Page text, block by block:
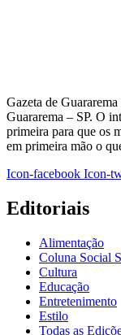
Gazeta de
Guararema – SP. O
primeira para que os
em primeira mão o
Icon-facebook Icon-
Editoriais
Alimentação
Coluna Social
Cultura
Educação
Entretenimento
Estilo
Todas as